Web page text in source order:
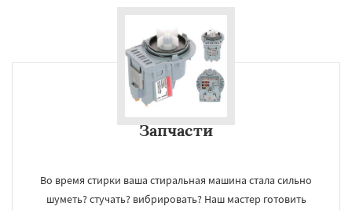
Запчасти
Во время стирки ваша стиральная машина стала сильно
шуметь? стучать? вибрировать? Наш мастер готовить